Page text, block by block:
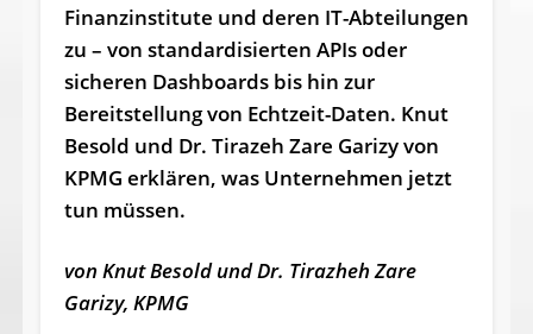
Finanzinstitute und deren IT-Abteilungen
zu – von standardisierten APIs oder
sicheren Dashboards bis hin zur
Bereitstellung von Echtzeit-Daten. Knut
Besold und Dr. Tirazeh Zare Garizy von
KPMG erklären, was Unternehmen jetzt
tun müssen.
von Knut Besold und Dr. Tirazheh Zare
Garizy, KPMG